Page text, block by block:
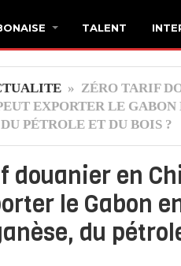
TALENT
» ZÉRO TARIF
EXPORTER LE GABON
PÉTROLE ET DU BOIS ?
douanier en
le Gabon
du